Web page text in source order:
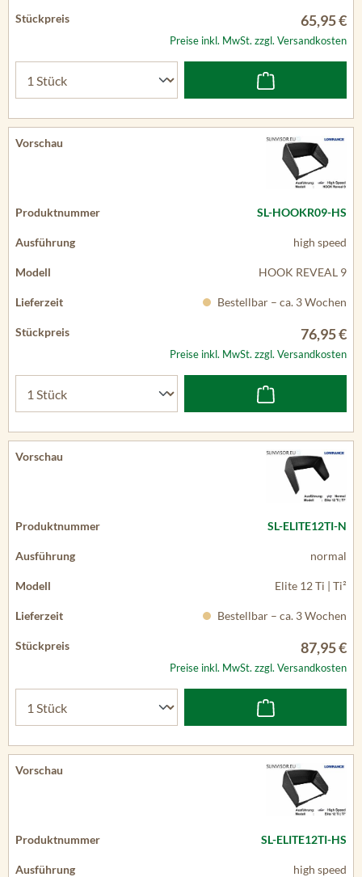
65,95 €
Preise inkl. MwSt. zzgl. Versandkosten
SL-HOOKR09-HS
high speed
HOOK REVEAL 9
Bestellbar – ca. 3 Wochen
76,95 €
Preise inkl. MwSt. zzgl. Versandkosten
SL-ELITE12TI-N
normal
Elite 12 Ti | Ti²
Bestellbar – ca. 3 Wochen
87,95 €
Preise inkl. MwSt. zzgl. Versandkosten
SL-ELITE12TI-HS
high speed